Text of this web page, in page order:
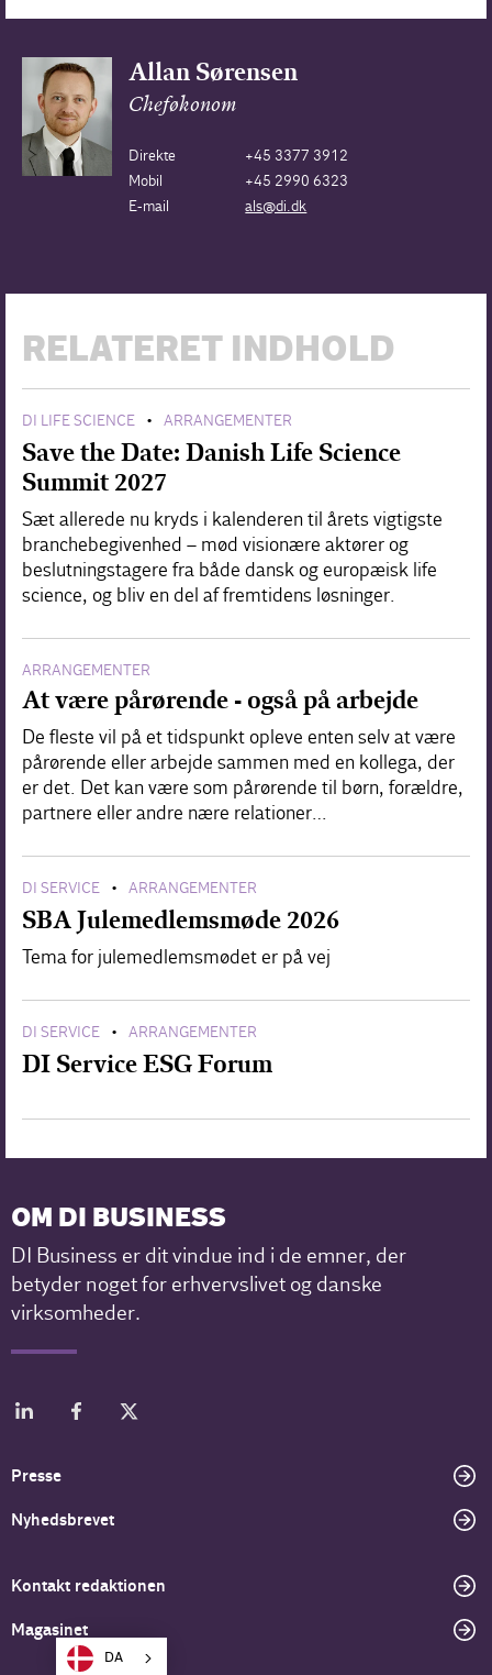
Allan Sørensen
Cheføkonom
Direkte
+45 3377 3912
Mobil
+45 2990 6323
E-mail
als@di.dk
RELATERET INDHOLD
DI LIFE SCIENCE • ARRANGEMENTER
Save the Date: Danish Life Science
Summit 2027
Sæt allerede nu kryds i kalenderen til årets vigtigste
branchebegivenhed – mød visionære aktører og
beslutningstagere fra både dansk og europæisk life
science, og bliv en del af fremtidens løsninger.
ARRANGEMENTER
At være pårørende - også på arbejde
De fleste vil på et tidspunkt opleve enten selv at være
pårørende eller arbejde sammen med en kollega, der
er det. Det kan være som pårørende til børn, forældre,
partnere eller andre nære relationer…
DI SERVICE • ARRANGEMENTER
SBA Julemedlemsmøde 2026
Tema for julemedlemsmødet er på vej
DI SERVICE • ARRANGEMENTER
DI Service ESG Forum
OM DI BUSINESS
DI Business er dit vindue ind i de emner, der
betyder noget for erhvervslivet og danske
virksomheder.
Presse
Nyhedsbrevet
Kontakt redaktionen
Magasinet
DA